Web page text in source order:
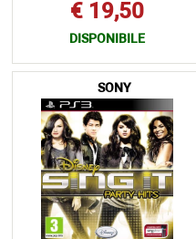
€ 19,50
DISPONIBILE
SONY